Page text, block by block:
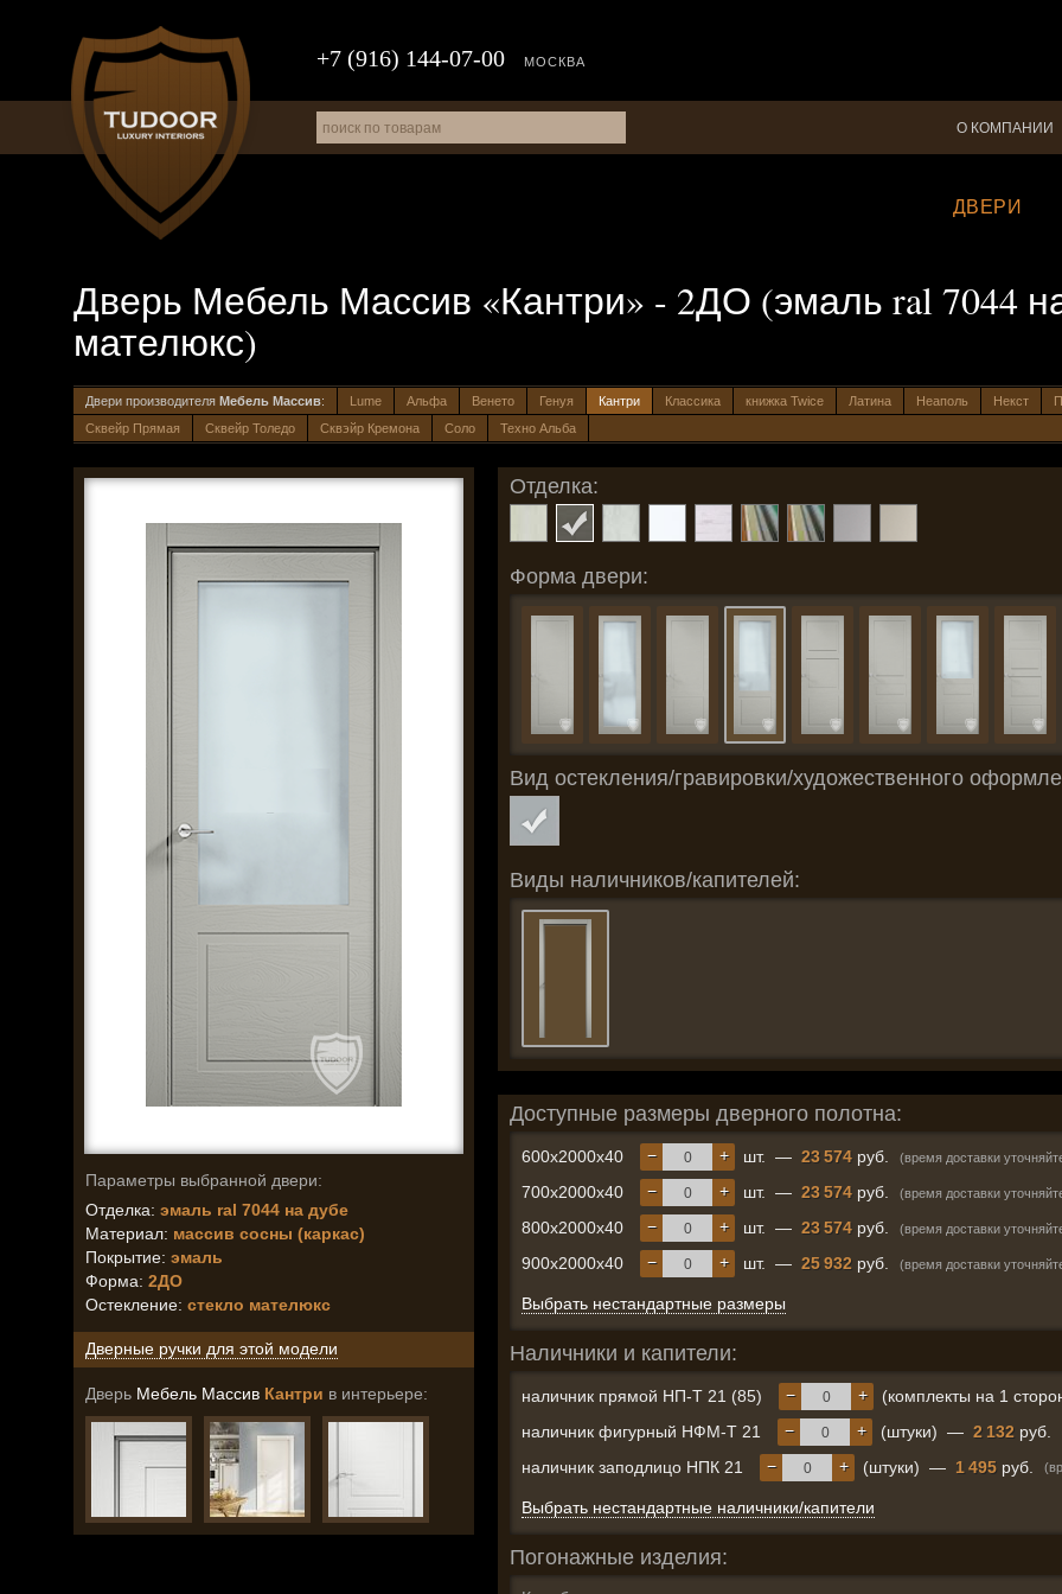
+7 (916) 144-07-00 МОСКВА
О КОМПАНИИ
ДВЕРИ
Дверь Мебель Массив «Кантри» - 2ДО (эмаль ral 7044
мателюкс)
Двери производителя Мебель Массив: Lume Альфа Венето Генуя Кантри Классика книжка Twice Латина Неаполь Некст
Сквейр Прямая
Сквейр Толедо Сквэйр Кремона Соло Техно Альба
Параметры выбранной двери:
Отделка: эмаль ral 7044 на дубе
Материал: массив сосны (каркас)
Покрытие: эмаль
Форма: 2ДО
Остекление: стекло мателюкс
Дверные ручки для этой модели
Дверь Мебель Массив Кантри в интерьере:
Отделка:
Форма двери:
Вид остекления/гравировки/художественного
Виды наличников/капителей:
Доступные размеры дверного полотна:
600x2000x40 +
− шт. — 23 574 руб. (время доставки
700x2000x40 +
− шт. — 23 574 руб. (время доставки
800x2000x40 +
− шт. — 23 574 руб. (время доставки
900x2000x40 +
− шт. — 25 932 руб. (время доставки
Выбрать нестандартные размеры
Наличники и капители:
наличник прямой НП-Т 21 (85) +
− (комплекты на 1
наличник фигурный НФМ-Т 21 +
− (штуки) — 2 132 руб.
наличник заподлицо НПК 21 +
− (штуки) — 1 495 руб.
Выбрать нестандартные наличники/капители
Погонажные изделия: